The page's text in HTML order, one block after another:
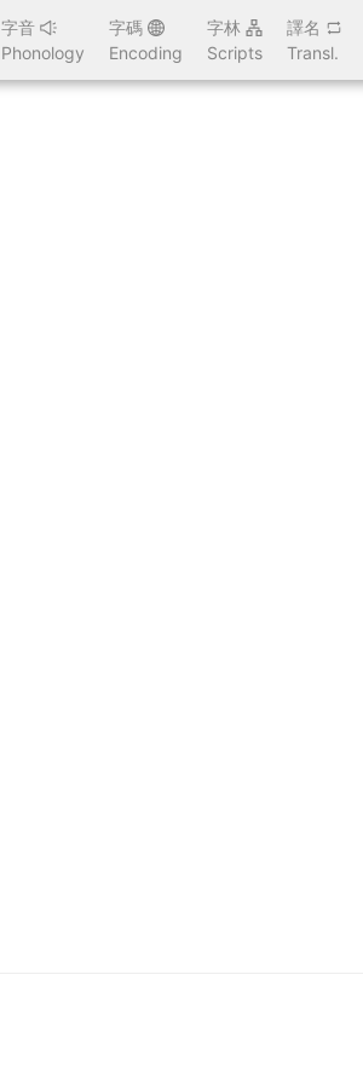
字音
Phonology
字碼
Encoding
字林
Scripts
譯名
Transl.